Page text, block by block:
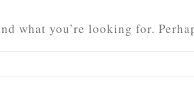
what you’re looking for.